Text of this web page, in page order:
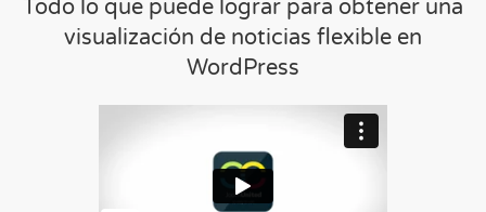
Todo lo que puede lograr para obtener una
visualización de noticias flexible en
WordPress